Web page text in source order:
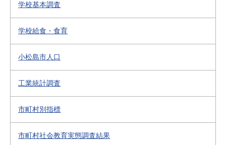
学校基本調査
学校給食・食育
小松島市人口
工業統計調査
市町村別指標
市町村社会教育実態調査結果